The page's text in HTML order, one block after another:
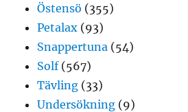
Östensö (355)
Petalax (93)
Snappertuna (54)
Solf(567)
Tävling (33)
Undersökning (9)